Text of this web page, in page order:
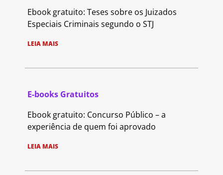
Ebook gratuito: Teses sobre os Juizados
Especiais Criminais segundo o STJ
LEIA MAIS
E-books Gratuitos
Ebook gratuito: Concurso Público – a
experiência de quem foi aprovado
LEIA MAIS